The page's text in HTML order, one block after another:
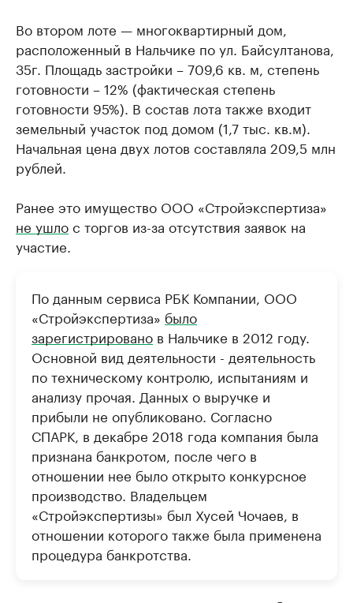
Во втором лоте — многоквартирный дом,
расположенный в Нальчике по ул. Байсултанова,
35г. Площадь застройки – 709,6 кв. м, степень
готовности ­– 12% (фактическая степень
готовности 95%). В состав лота также входит
земельный участок под домом (1,7 тыс. кв.м).
Начальная цена двух лотов составляла 209,5 млн
рублей.
Ранее это имущество ООО «Стройэкспертиза»
не ушлос торгов из-за отсутствия заявок на
участие.
По данным сервиса РБК Компании, ООО
«Стройэкспертиза» было
зарегистрировано в Нальчике в 2012 году.
Основной вид деятельности - деятельность
по техническому контролю, испытаниям и
анализу прочая. Данных о выручке и
прибыли не опубликовано. Согласно
СПАРК, в декабре 2018 года компания была
признана банкротом, после чего в
отношении нее было открыто конкурсное
производство. Владельцем
«Стройэкспертизы» был Хусей Чочаев, в
отношении которого также была применена
процедура банкротства.